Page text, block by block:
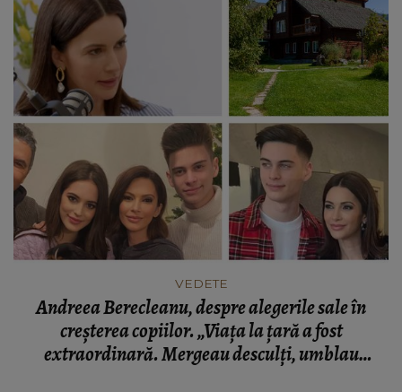
VEDETE
Andreea Berecleanu, despre alegerile sale în
creșterea copiilor. „Viața la țară a fost
extraordinară. Mergeau desculți, umblau